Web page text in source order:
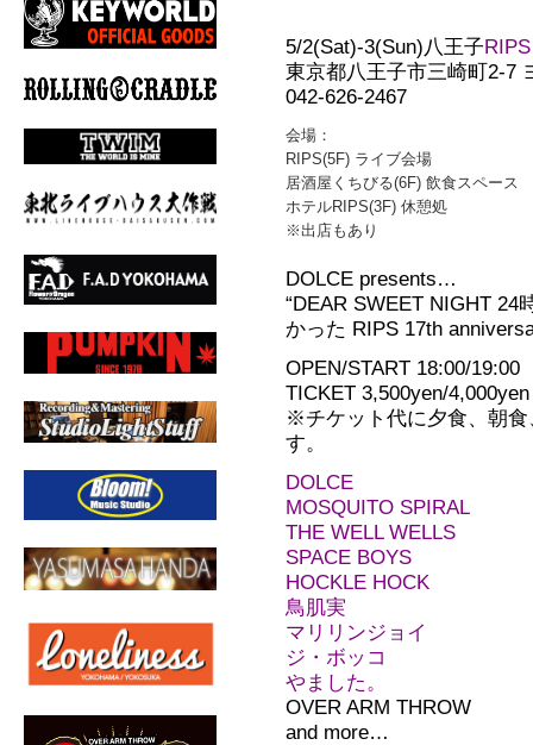
5/2(Sat)-3(Sun)八王子RIPS
東京都八王子市三崎町2-7
042-626-2467
会場：
RIPS(5F) ライブ会場
居酒屋くちびる(6F) 飲食スペース
ホテルRIPS(3F) 休憩処
※出店もあり
DOLCE presents…
“DEAR SWEET NIGHT
かった RIPS 17th
OPEN/START 18:00/19:00
TICKET 3,500yen/4,000yen
※チケット代に夕食、朝
す。
DOLCE
MOSQUITO SPIRAL
THE WELL WELLS
SPACE BOYS
HOCKLE HOCK
鳥肌実
マリリンジョイ
ジ・ボッコ
やました。
OVER ARM THROW
and more…